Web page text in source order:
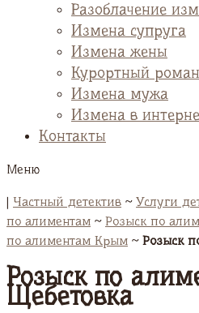
Разоблачение
Измена супруга
Измена жены
Курортный роман
Измена мужа
Измена в
Контакты
Меню
| Частный детектив ~ Услуги
по алиментам ~ Розыск по
по алиментам Крым ~ Розыск
Розыск по
Щебетовка